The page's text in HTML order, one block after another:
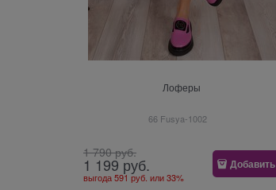
Лоферы
66 Fusya-1002
1 790 руб.
1 199 руб.
выгода591 руб. или33%
Добавить